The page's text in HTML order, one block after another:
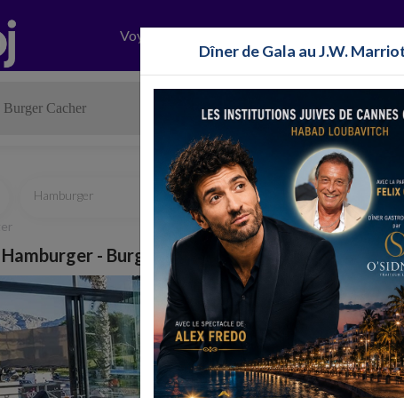
Voyages
Hamburger Halavi Bassari
- Burger Cacher
Dîner de Gala au J.W.